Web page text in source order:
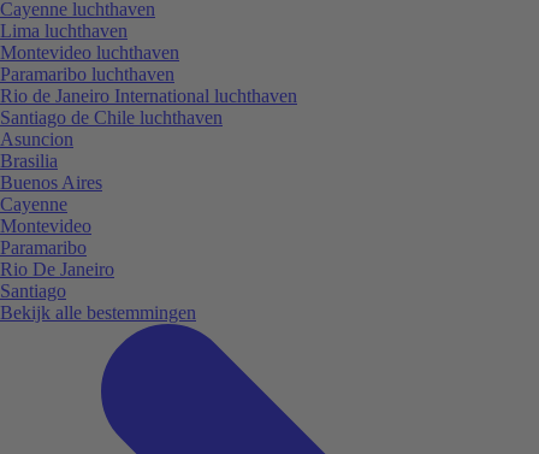
Cayenne luchthaven
Lima luchthaven
Montevideo luchthaven
Paramaribo luchthaven
Rio de Janeiro International luchthaven
Santiago de Chile luchthaven
Asuncion
Brasilia
Buenos Aires
Cayenne
Montevideo
Paramaribo
Rio De Janeiro
Santiago
Bekijk alle bestemmingen